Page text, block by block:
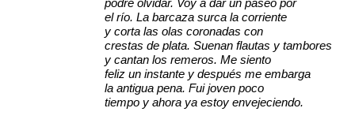
podré olvidar. Voy a dar un paseo por
el río. La barcaza surca la corriente
y corta las olas coronadas con
crestas de plata. Suenan flautas y tambores
y cantan los remeros. Me siento
feliz un instante y después me embarga
la antigua pena. Fui joven poco
tiempo y ahora ya estoy envejeciendo.